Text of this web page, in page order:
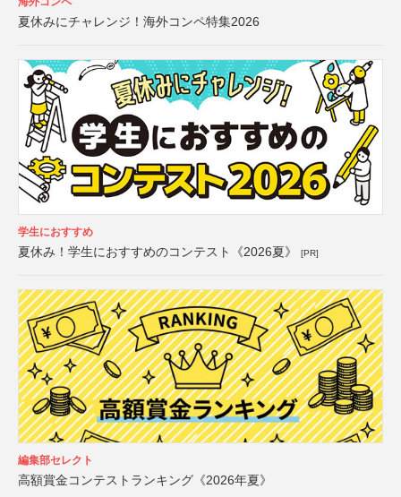
夏休みにチャレンジ！海外コンペ特集2026
学生におすすめ
夏休み！学生におすすめのコンテスト《2026夏》 [PR]
編集部セレクト
高額賞金コンテストランキング《2026年夏》